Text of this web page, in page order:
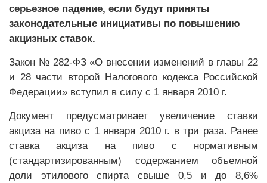
серьезное падение, если будут приняты
законодательные инициативы по повышению
акцизных ставок.
Закон № 282-ФЗ «О внесении изменений в главы 22
и 28 части второй Налогового кодекса Российской
Федерации» вступил в силу c 1 января 2010 г.
Документ предусматривает увеличение ставки
акциза на пиво с 1 января 2010 г. в три раза. Ранее
ставка акциза на пиво с нормативным
(стандартизированным) содержанием объемной
доли этилового спирта свыше 0,5 и до 8,6%